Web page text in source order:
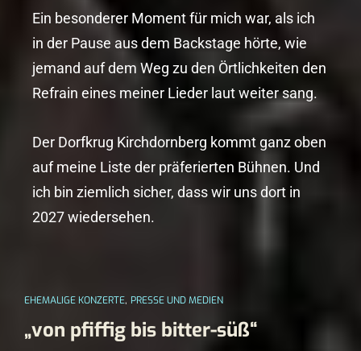
Ein besonderer Moment für mich war, als ich
in der Pause aus dem Backstage hörte, wie
jemand auf dem Weg zu den Örtlichkeiten den
Refrain eines meiner Lieder laut weiter sang.
Der Dorfkrug Kirchdornberg kommt ganz oben
auf meine Liste der präferierten Bühnen. Und
ich bin ziemlich sicher, dass wir uns dort in
2027 wiedersehen.
EHEMALIGE KONZERTE, PRESSE UND MEDIEN
„von pfiffig bis bitter-süß“